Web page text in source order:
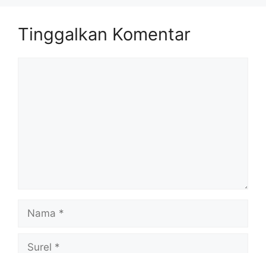
Tinggalkan Komentar
Nama
Surel